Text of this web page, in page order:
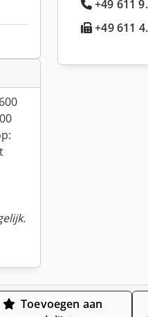
+49 611
+49 611
Toevoegen aan